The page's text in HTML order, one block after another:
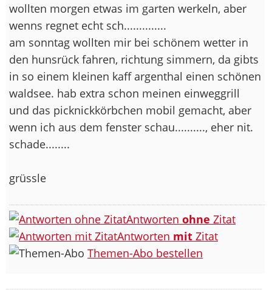
wollten morgen etwas im garten werkeln, aber
wenns regnet echt sch..............
am sonntag wollten mir bei schönem wetter in
den hunsrück fahren, richtung simmern, da gibts
in so einem kleinen kaff argenthal einen schönen
waldsee. hab extra schon meinen einweggrill
und das picknickkörbchen mobil gemacht, aber
wenn ich aus dem fenster schau.........., eher nit.
schade........
grüssle
Antworten ohne Zitat
Antworten mit Zitat
Themen-Abo bestellen